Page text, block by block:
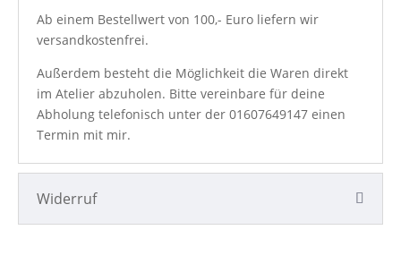
Ab einem Bestellwert von 100,- Euro liefern wir
versandkostenfrei.
Außerdem besteht die Möglichkeit die Waren direkt
im Atelier abzuholen. Bitte vereinbare für deine
Abholung telefonisch unter der 01607649147 einen
Termin mit mir.
Widerruf